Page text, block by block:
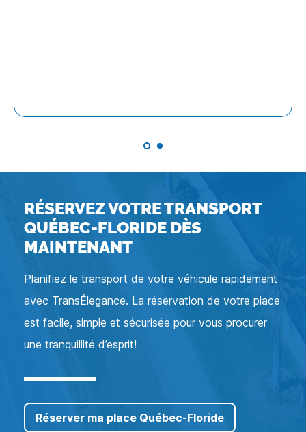
RÉSERVEZ VOTRE TRANSPORT
QUÉBEC-FLORIDE DÈS
MAINTENANT
Planifiez le transport de votre véhicule rapidement
avec TransÉlegance. La réservation de votre place
est facile, simple et sécurisée pour vous procurer
une tranquillité d’esprit!
Réserver ma place Québec-Floride